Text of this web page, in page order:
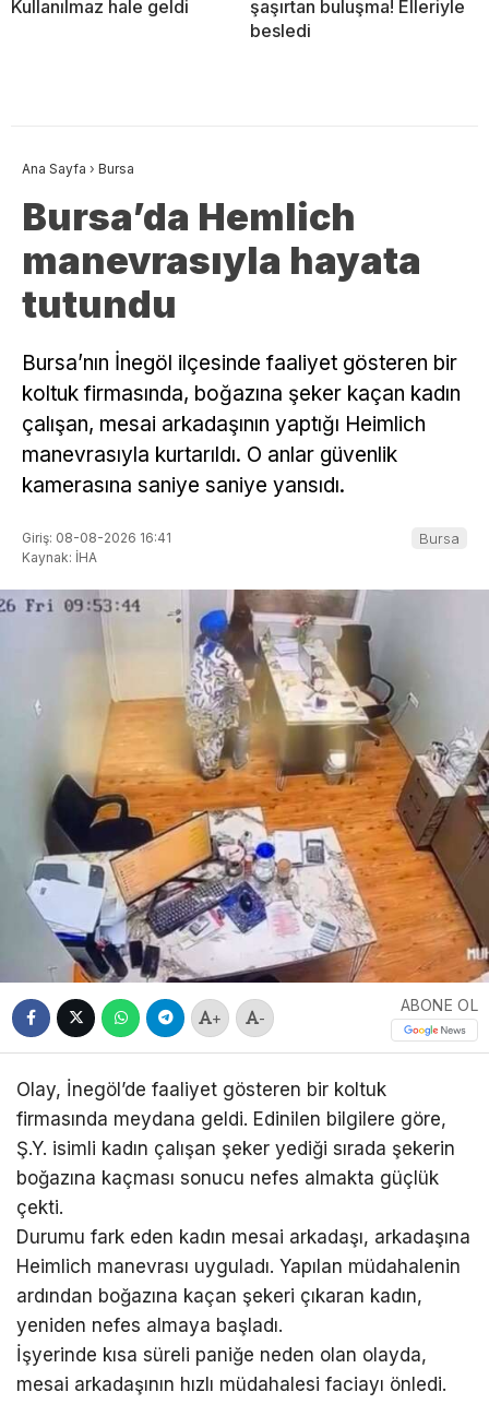
Kullanılmaz hale geldi
şaşırtan buluşma! Elleriyle
besledi
Ana Sayfa › Bursa
Bursa’da Hemlich
manevrasıyla hayata
tutundu
Bursa’nın İnegöl ilçesinde faaliyet gösteren bir
koltuk firmasında, boğazına şeker kaçan kadın
çalışan, mesai arkadaşının yaptığı Heimlich
manevrasıyla kurtarıldı. O anlar güvenlik
kamerasına saniye saniye yansıdı.
Giriş: 08-08-2026 16:41
Kaynak: İHA
Bursa
+ -
ABONE OL
Olay, İnegöl’de faaliyet gösteren bir koltuk
firmasında meydana geldi. Edinilen bilgilere göre,
Ş.Y. isimli kadın çalışan şeker yediği sırada şekerin
boğazına kaçması sonucu nefes almakta güçlük
çekti.
Durumu fark eden kadın mesai arkadaşı, arkadaşına
Heimlich manevrası uyguladı. Yapılan müdahalenin
ardından boğazına kaçan şekeri çıkaran kadın,
yeniden nefes almaya başladı.
İşyerinde kısa süreli paniğe neden olan olayda,
mesai arkadaşının hızlı müdahalesi faciayı önledi.